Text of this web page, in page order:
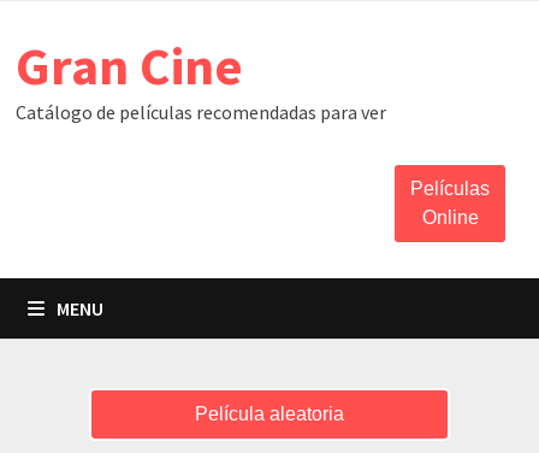
content
Gran Cine
Catálogo de películas recomendadas para ver
Películas
Online
MENU
Película aleatoria